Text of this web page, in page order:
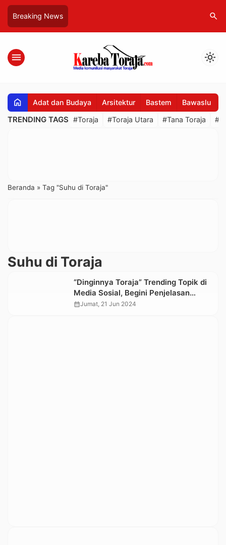
Breaking News search
menu light_mode
home Adat dan Budaya Arsitektur Bastem Bawaslu
TRENDING TAGS #Toraja #Toraja Utara #Tana Toraja
Beranda » Tag "Suhu di Toraja"
Suhu di Toraja
“Dinginnya Toraja” Trending Topik di
Media Sosial, Begini Penjelasan
BMKG
calendar_monthJumat, 21 Jun 2024